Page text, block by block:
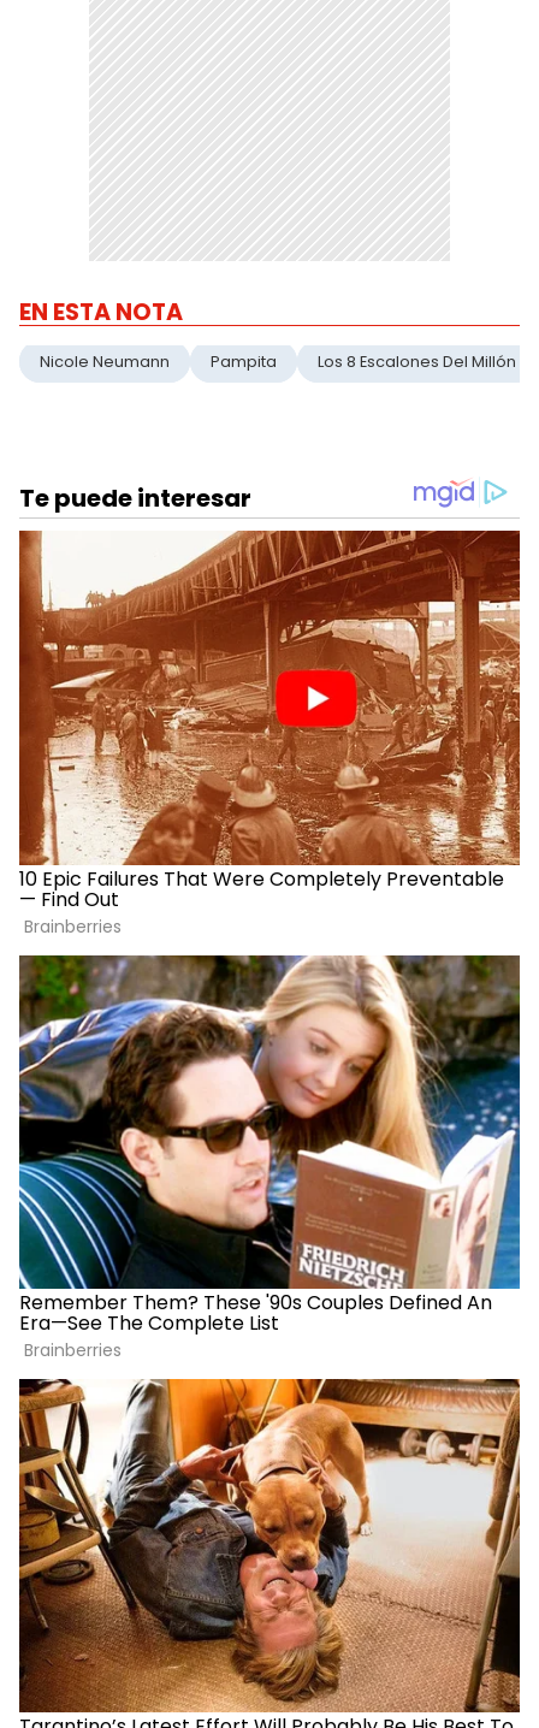
EN ESTA NOTA
Nicole Neumann Pampita Los 8 Escalones Del Millón